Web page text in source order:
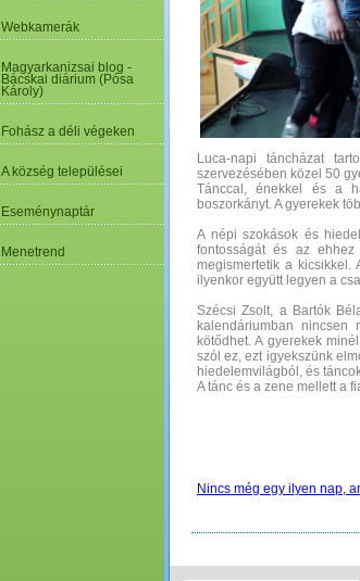
Webkamerák
Magyarkanizsai blog -
Bácskai diárium (Pósa
Károly)
Fohász a déli végeken
A község települései
Eseménynaptár
Menetrend
Luca-napi táncházat
szervezésében közel 50
Tánccal, énekkel és a
boszorkányt. A gyerekek
A népi szokások és
fontosságát és az
megismertetik a kicsikkel.
ilyenkor együtt legyen a
Szécsi Zsolt, a Bartók
kalendáriumban
kötődhet. A gyerekek
szól ez, ezt igyekszünk
hiedelemvilágból, és
A tánc és a zene mellett a
Nincs még egy ilyen nap,